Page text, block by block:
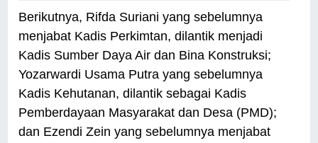
Berikutnya, Rifda Suriani yang sebelumnya
menjabat Kadis Perkimtan, dilantik menjadi
Kadis Sumber Daya Air dan Bina Konstruksi;
Yozarwardi Usama Putra yang sebelumnya
Kadis Kehutanan, dilantik sebagai Kadis
Pemberdayaan Masyarakat dan Desa (PMD);
dan Ezendi Zein yang sebelumnya menjabat